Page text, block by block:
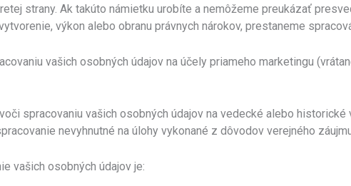
strany. Ak takúto námietku urobíte a nemôžeme preukázať
výkon alebo obranu právnych nárokov, prestaneme
vašich osobných údajov na účely priameho marketingu
spracovaniu vašich osobných údajov na vedecké alebo
nevyhnutné na úlohy vykonané z dôvodov verejného
vašich osobných údajov je: